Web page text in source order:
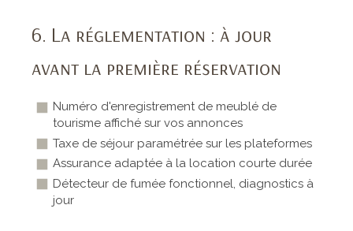
6. La réglementation : à jour
avant la première réservation
Numéro d'enregistrement de meublé de
tourisme affiché sur vos annonces
Taxe de séjour paramétrée sur les plateformes
Assurance adaptée à la location courte durée
Détecteur de fumée fonctionnel, diagnostics à
jour